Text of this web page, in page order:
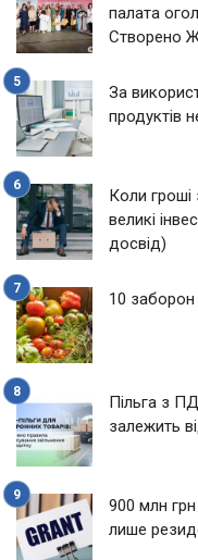
палата
Створено
За
продуктів
Коли
великі
досвід)
10 заборон
Пільга з
залежить
900 млн
лише